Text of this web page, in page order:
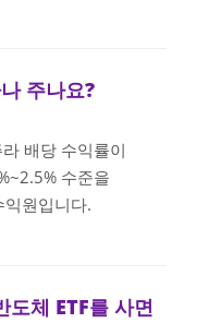
주나요?
배당 수익률이
수준을
원입니다.
체 ETF를 사면